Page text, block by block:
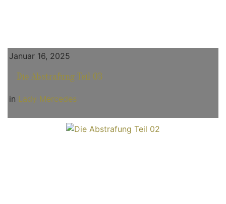
Januar 16, 2025
Die Abstrafung Teil 03
in Lady Mercedes